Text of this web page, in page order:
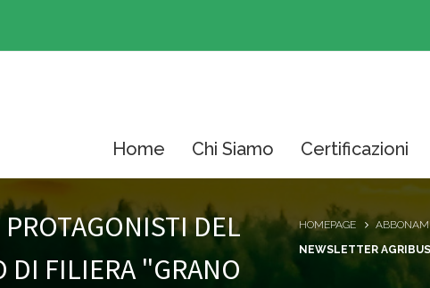
Home Chi Siamo Certificazioni
DEL
DI FILIERA "GRANO
HOMEPAGE
NEWSLETTER